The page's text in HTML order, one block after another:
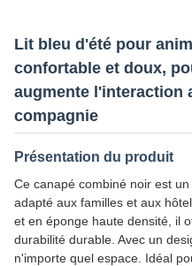
Lit bleu d'été pour
confortable et doux,
augmente l'interaction
compagnie
Présentation du produit
Ce canapé combiné noir est
adapté aux familles et aux
et en éponge haute densité, il
durabilité durable. Avec un
n'importe quel espace. Idéal